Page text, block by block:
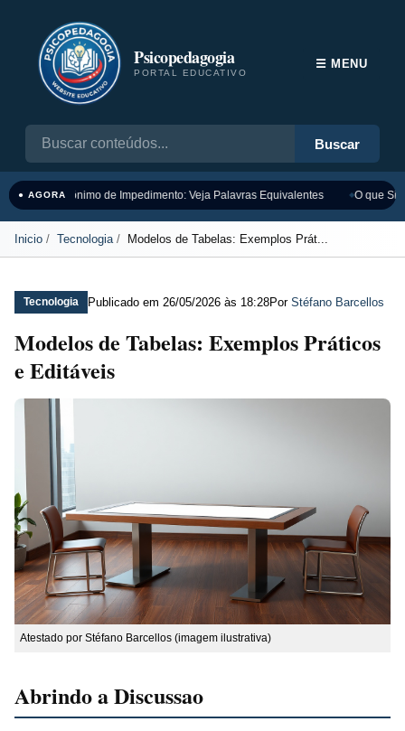
Psicopedagogia
PORTAL EDUCATIVO
Buscar
☰ MENU
● AGORASinônimo de Impedimento: Veja Palavras Equivalentes O que
Inicio Tecnologia Modelos de Tabelas: Exemplos Prát...
Tecnologia Publicado em 26/05/2026 às 18:28Por Stéfano Barcellos
Modelos de Tabelas: Exemplos Práticos
e Editáveis
Atestado por Stéfano Barcellos (imagem ilustrativa)
Abrindo a Discussao